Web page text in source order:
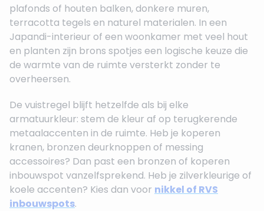
plafonds of houten balken, donkere muren,
terracotta tegels en naturel materialen. In een
Japandi-interieur of een woonkamer met veel hout
en planten zijn brons spotjes een logische keuze die
de warmte van de ruimte versterkt zonder te
overheersen.
De vuistregel blijft hetzelfde als bij elke
armatuurkleur: stem de kleur af op terugkerende
metaalaccenten in de ruimte. Heb je koperen
kranen, bronzen deurknoppen of messing
accessoires? Dan past een bronzen of koperen
inbouwspot vanzelfsprekend. Heb je zilverkleurige of
koele accenten? Kies dan voor nikkel of RVS
inbouwspots.